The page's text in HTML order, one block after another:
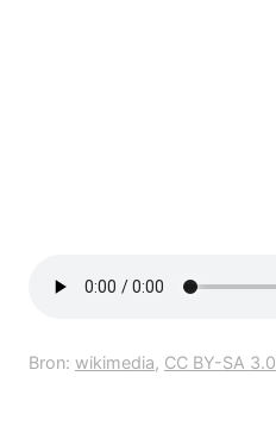
Bron: wikimedia, CC BY-SA 3.0